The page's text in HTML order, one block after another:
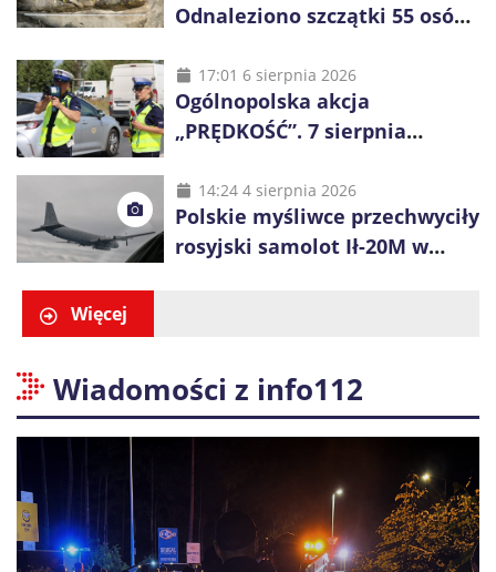
Odnaleziono szczątki 55 osób,
17:01 6 sierpnia 2026
Ogólnopolska akcja
„PRĘDKOŚĆ”. 7 sierpnia
14:24 4 sierpnia 2026
Polskie myśliwce przechwyciły
rosyjski samolot Ił-20M w
Więcej
Wiadomości z info112